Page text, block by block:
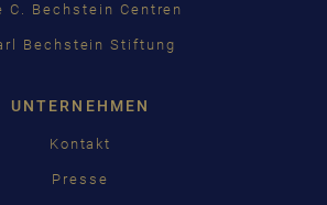
C. Bechstein Centren
Bechstein Stiftung
UNTERNEHMEN
Kontakt
Presse